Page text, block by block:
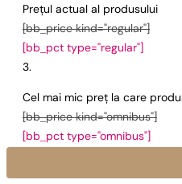
Prețul actual al produsului
[bb_price kind="regular"]
[bb_pct type="regular"]
Cel mai mic preț la care
[bb_price kind="omnibus"]
[bb_pct type="omnibus"]